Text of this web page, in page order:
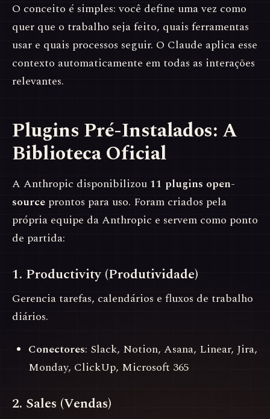
O conceito é simples: você define uma vez como
quer que o trabalho seja feito, quais ferramentas
usar e quais processos seguir. O Claude aplica esse
contexto automaticamente em todas as interações
relevantes.
Plugins Pré-Instalados: A
Biblioteca Oficial
A Anthropic disponibilizou 11 plugins open-
source prontos para uso. Foram criados pela
própria equipe da Anthropic e servem como ponto
de partida:
1. Productivity (Produtividade)
Gerencia tarefas, calendários e fluxos de trabalho
diários.
Conectores: Slack, Notion, Asana, Linear, Jira,
Monday, ClickUp, Microsoft 365
2. Sales (Vendas)